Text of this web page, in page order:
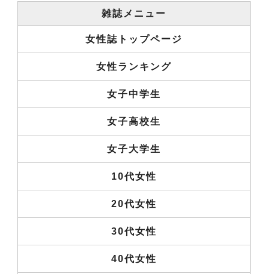
雑誌メニュー
女性誌トップページ
女性ランキング
女子中学生
女子高校生
女子大学生
10代女性
20代女性
30代女性
40代女性